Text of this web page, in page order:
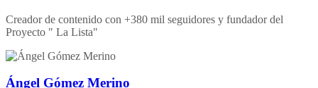
Creador de contenido con +380 mil seguidores y fundador del
Proyecto " La Lista"
Ángel Gómez Merino